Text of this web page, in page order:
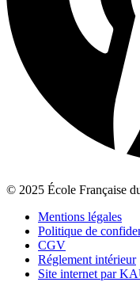
© 2025 École Française
Mentions légales
Politique de
CGV
Réglement intérieur
Site internet par